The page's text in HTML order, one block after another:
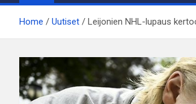
Home Uutiset Leijonien NHL-lupaus